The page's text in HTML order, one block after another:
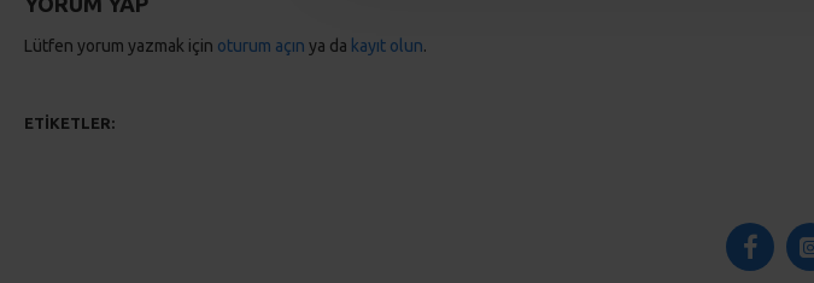
Lütfen yorum yazmak için oturum açın ya da kayıt olun.
ETIKETLER: